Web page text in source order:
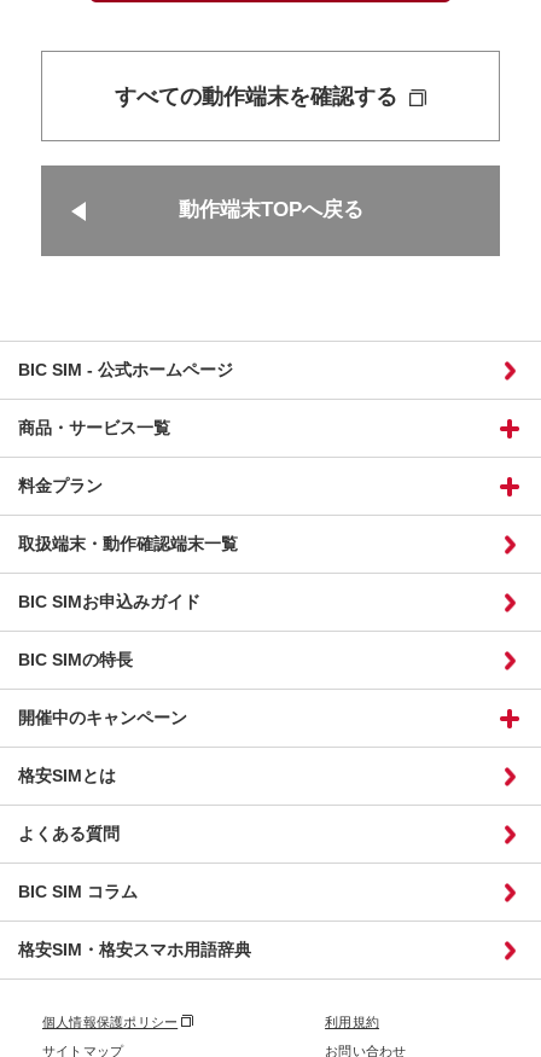
すべての動作端末を確認する
動作端末TOPへ戻る
BIC SIM - 公式ホームページ
商品・サービス一覧
料金プラン
取扱端末・動作確認端末一覧
BIC SIMお申込みガイド
BIC SIMの特長
開催中のキャンペーン
格安SIMとは
よくある質問
BIC SIM コラム
格安SIM・格安スマホ用語辞典
個人情報保護ポリシー
利用規約
サイトマップ
お問い合わせ